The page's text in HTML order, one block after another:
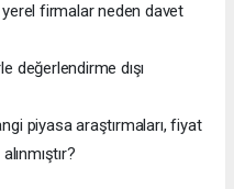
yerel firmalar neden davet
değerlendirme dışı
piyasa araştırmaları, fiyat